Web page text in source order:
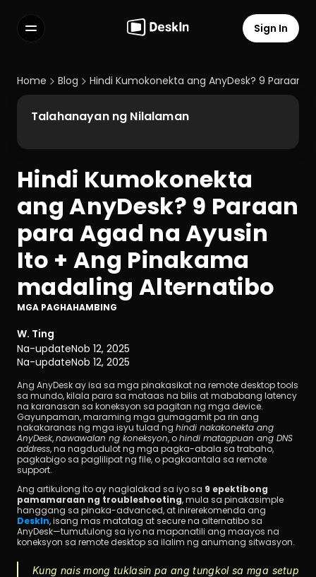
FAQs
Select Language
Terms of Service
Privacy Policy
Sign In
Home Blog Hindi Kumokonekta ang AnyDesk? 9 Paraan
Hindi Kumokonekta
ang AnyDesk? 9 Paraan
para Agad na Ayusin
Ito + Ang Pinakama
madaling Alternatibo
MGA PAGHAHAMBING
W. Ting
Na-updateNob 12, 2025
Na-updateNob 12, 2025
Ang AnyDesk ay isa sa mga pinakasikat na remote desktop tools
sa mundo, kilala para sa mataas na bilis at mababang latency
na karanasan sa koneksyon sa pagitan ng mga device.
Gayunpaman, maraming mga gumagamit pa rin ang
nakakaranas ng mga isyu tulad ng hindi nakakonekta ang
AnyDesk, nawawalan ng koneksyon, o hindi matagpuan ang DNS
address, na nagdudulot ng mga pagka-abala sa trabaho,
pagkabigo sa paglilipat ng file, o pagkaantala sa remote
support.
Ang artikulong ito ay naglalakad sa iyo sa 9 epektibong
pamamaraan ng troubleshooting, mula sa pinakasimple
DeskIn, isang mas matatag at secure na alternatibo sa
AnyDesk—tumutulong sa iyo na mapanatili ang maayos na
koneksyon sa remote desktop sa ilalim ng anumang sitwasyon.
Kung nais mong tuklasin pa ang tungkol sa mga setup
Talahanayan ng Nilalaman
I-download